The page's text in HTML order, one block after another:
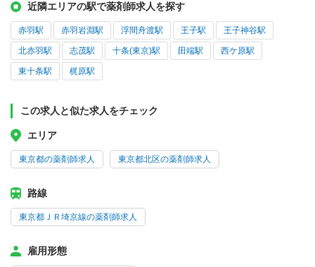
近隣エリアの駅で薬剤師求人を探す
赤羽駅 赤羽岩淵駅 浮間舟渡駅 王子駅 王子神谷駅
北赤羽駅 志茂駅 十条(東京)駅 田端駅 西ケ原駅
東十条駅 梶原駅
この求人と似た求人をチェック
エリア
東京都の薬剤師求人 東京都北区の薬剤師求人
路線
東京都ＪＲ埼京線の薬剤師求人
雇用形態